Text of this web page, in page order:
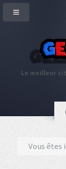
Le meilleur
Vous êtes